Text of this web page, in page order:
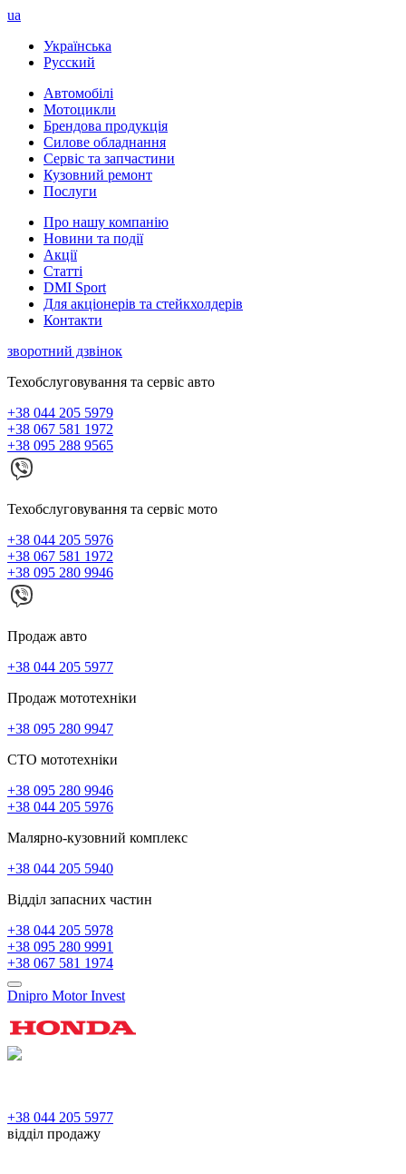
ua
Українська
Русский
Автомобілі
Мотоцикли
Брендова продукція
Силове обладнання
Сервіс та запчастини
Кузовний ремонт
Послуги
Про нашу компанію
Новини та події
Акції
Статті
DMI Sport
Для акціонерів та стейкхолдерів
Контакти
зворотний дзвінок
Техобслуговування та сервіс авто
+38 044 205 5979
+38 067 581 1972
+38 095 288 9565
Техобслуговування та сервіс мото
+38 044 205 5976
+38 067 581 1972
+38 095 280 9946
Продаж авто
+38 044 205 5977
Продаж мототехніки
+38 095 280 9947
СТО мототехніки
+38 095 280 9946
+38 044 205 5976
Малярно-кузовний комплекс
+38 044 205 5940
Відділ запасних частин
+38 044 205 5978
+38 095 280 9991
+38 067 581 1974
Dnipro Motor Invest
+38 044 205 5977
відділ продажу